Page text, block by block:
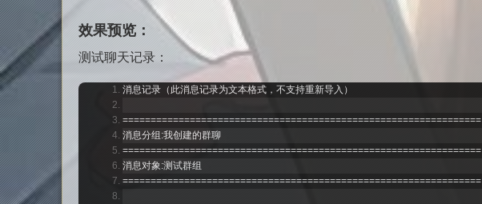
效果预览：
测试聊天记录：
消息记录（此消息记录为文本格式，不支持重新导入）
================================================================
消息分组:我创建的群聊
================================================================
消息对象:测试群组
================================================================